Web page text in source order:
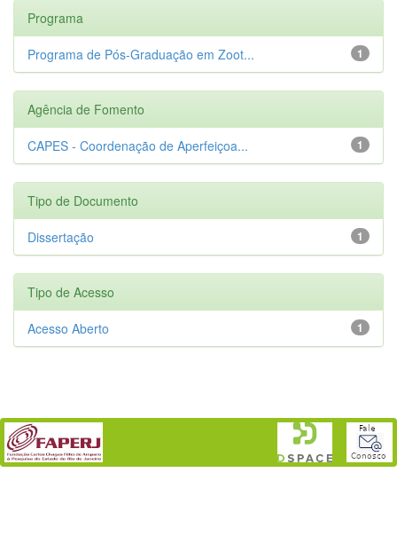
Programa
1
Programa de Pós-Graduação em Zoot...
Agência de Fomento
1
CAPES - Coordenação de Aperfeiçoa...
Tipo de Documento
1
Dissertação
Tipo de Acesso
1
Acesso Aberto